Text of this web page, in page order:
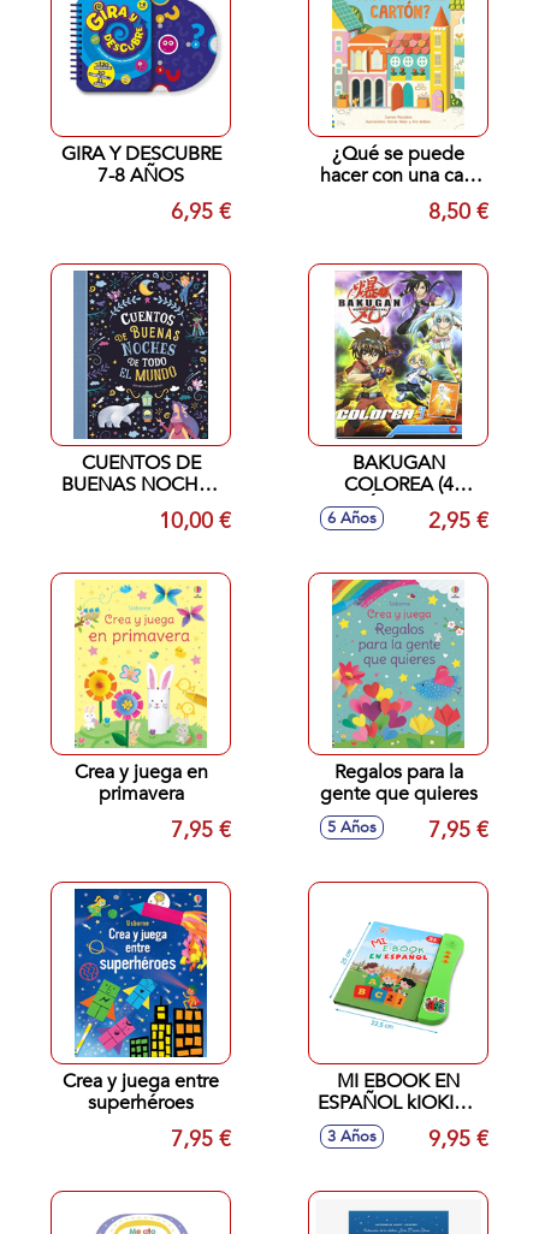
GIRA Y DESCUBRE
7-8 AÑOS
6,95 €
¿Qué se puede
hacer con una caja
de cartón?8,50 €
CUENTOS DE
BUENAS NOCHES
TODO EL MUNDO
10,00 €
BAKUGAN
COLOREA (4
TÍTULOS)
6 Años 2,95 €
Crea y juega en
primavera
7,95 €
Regalos para la
gente que quieres
5 Años 7,95 €
Crea y juega entre
superhéroes
7,95 €
MI EBOOK EN
ESPAÑOL kIOKIDS
26X23 CM
3 Años 9,95 €